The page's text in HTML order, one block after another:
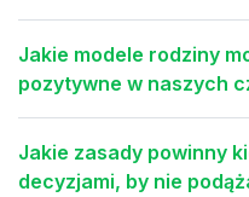
Jakie modele rodziny
pozytywne w naszych
Jakie zasady powinny
decyzjami, by nie